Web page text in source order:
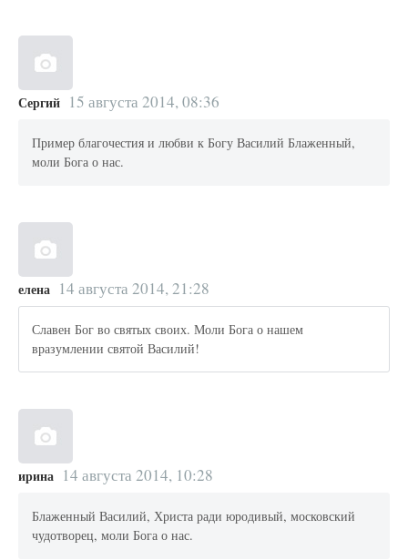
Сергий 15 августа 2014, 08:36
Пример благочестия и любви к Богу Василий Блаженный,
моли Бога о нас.
елена 14 августа 2014, 21:28
Славен Бог во святых своих. Моли Бога о нашем
вразумлении святой Василий!
ирина 14 августа 2014, 10:28
Блаженный Василий, Христа ради юродивый, московский
чудотворец, моли Бога о нас.